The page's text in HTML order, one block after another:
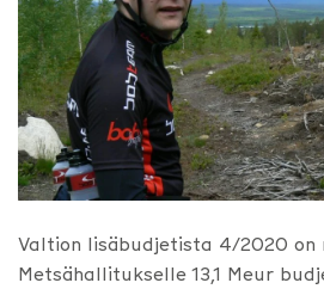
Valtion lisäbudjetista 4/2020 on
Metsähallitukselle 13,1 Meur